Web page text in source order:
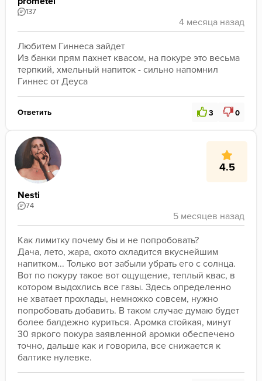
137
Любитем Гиннеса зайдет
Из банки прям пахнет квасом, на покуре это весьма
терпкий, хмельный напиток - сильно напомнил
Гиннес от Деуса
Ответить 3 0
4.5
Nesti
74
Как лимитку почему бы и не попробовать?
Дача, лето, жара, охото охладится вкуснейшим
напитком... Только вот забыли убрать его с солнца.
Вот по покуру такое вот ощущение, теплый квас, в
котором выдохлись все газы. Здесь определенно
не хватает прохлады, немножко совсем, нужно
попробовать добавить. В таком случае думаю будет
более балдежно куриться. Аромка стойкая, минут
30 яркого покура заявленной аромки обеспечено
точно, дальше как и говорила, все снижается к
балтике нулевке.